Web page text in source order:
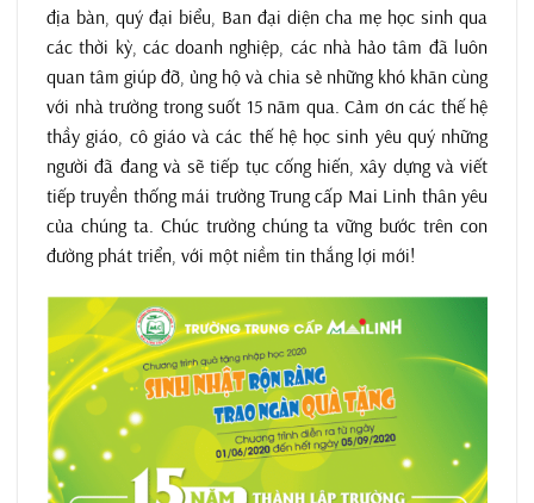
địa bàn, quý đại biểu, Ban đại diện cha mẹ học sinh qua
các thời kỳ, các doanh nghiệp, các nhà hảo tâm đã luôn
quan tâm giúp đỡ, ủng hộ và chia sẻ những khó khăn cùng
với nhà trường trong suốt 15 năm qua. Cảm ơn các thế hệ
thầy giáo, cô giáo và các thế hệ học sinh yêu quý những
người đã đang và sẽ tiếp tục cống hiến, xây dựng và viết
tiếp truyền thống mái trường Trung cấp Mai Linh thân yêu
của chúng ta. Chúc trường chúng ta vững bước trên con
đường phát triển, với một niềm tin thắng lợi mới!